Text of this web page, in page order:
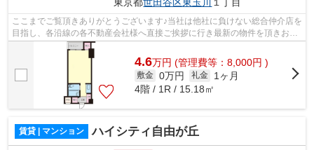
東京都世田谷区東玉川 １丁目
ここまでご覧頂きありがとうございます♪当社は他社に負けない総合仲介店を
目指し、各沿線の各不動産会社様へ直接ご挨拶に行き最新の物件を頂きお客
様へ提供しております！最新の情報は...
4.6万円 (管理費等：8,000円 )
敷金 0万円 礼金
1ヶ月
4階 / 1R / 15.18㎡
賃貸 | マンション ハイシティ自由が丘